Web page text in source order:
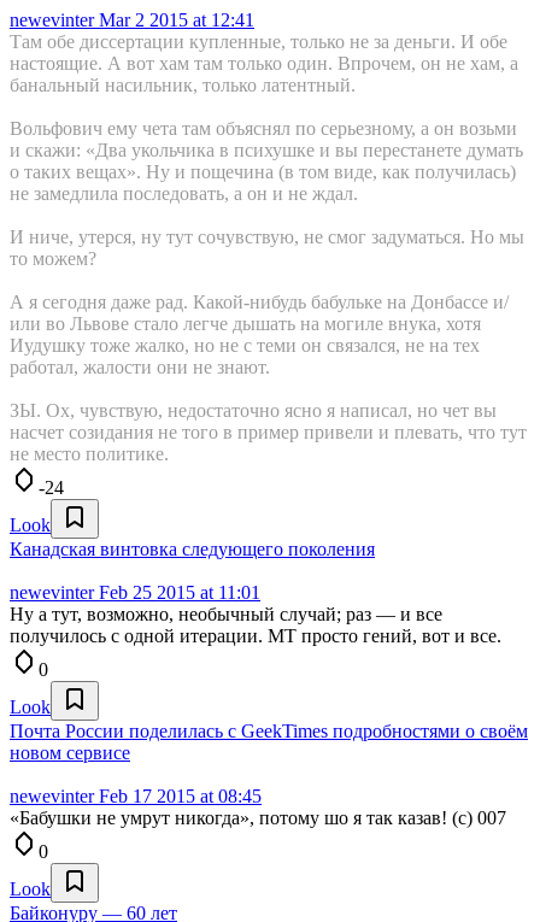
newevinterMar 2 2015 at 12:41
Там обе диссертации купленные, только не за деньги. И обе
настоящие. А вот хам там только один. Впрочем, он не хам, а
банальный насильник, только латентный.
Вольфович ему чета там объяснял по серьезному, а он возьми
и скажи: «Два укольчика в психушке и вы перестанете думать
о таких вещах». Ну и пощечина (в том виде, как получилась)
не замедлила последовать, а он и не ждал.
И ниче, утерся, ну тут сочувствую, не смог задуматься. Но мы
то можем?
А я сегодня даже рад. Какой-нибудь бабульке на Донбассе и/
или во Львове стало легче дышать на могиле внука, хотя
Иудушку тоже жалко, но не с теми он связался, не на тех
работал, жалости они не знают.
ЗЫ. Ох, чувствую, недостаточно ясно я написал, но чет вы
насчет созидания не того в пример привели и плевать, что тут
не место политике.
-24
Look
Канадская винтовка следующего поколения
newevinterFeb 25 2015 at 11:01
Ну а тут, возможно, необычный случай; раз — и все
получилось с одной итерации. МТ просто гений, вот и все.
0
Look
Почта России поделилась с GeekTimes подробностями о своём
новом сервисе
newevinterFeb 17 2015 at 08:45
«Бабушки не умрут никогда», потому шо я так казав! (с) 007
0
Look
Байконуру — 60 лет